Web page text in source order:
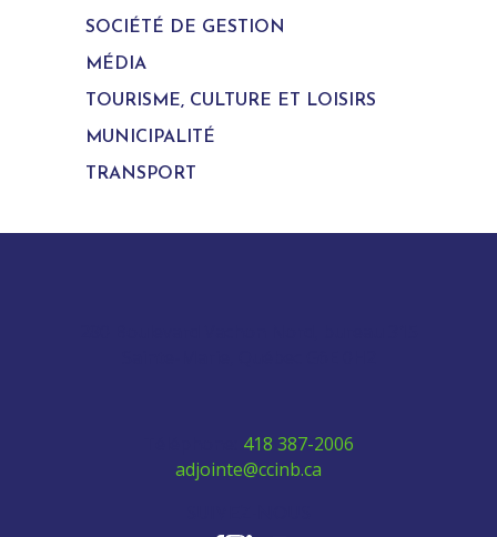
SOCIÉTÉ DE GESTION
MÉDIA
TOURISME, CULTURE ET LOISIRS
MUNICIPALITÉ
TRANSPORT
418 387-2006
adjointe@ccinb.ca